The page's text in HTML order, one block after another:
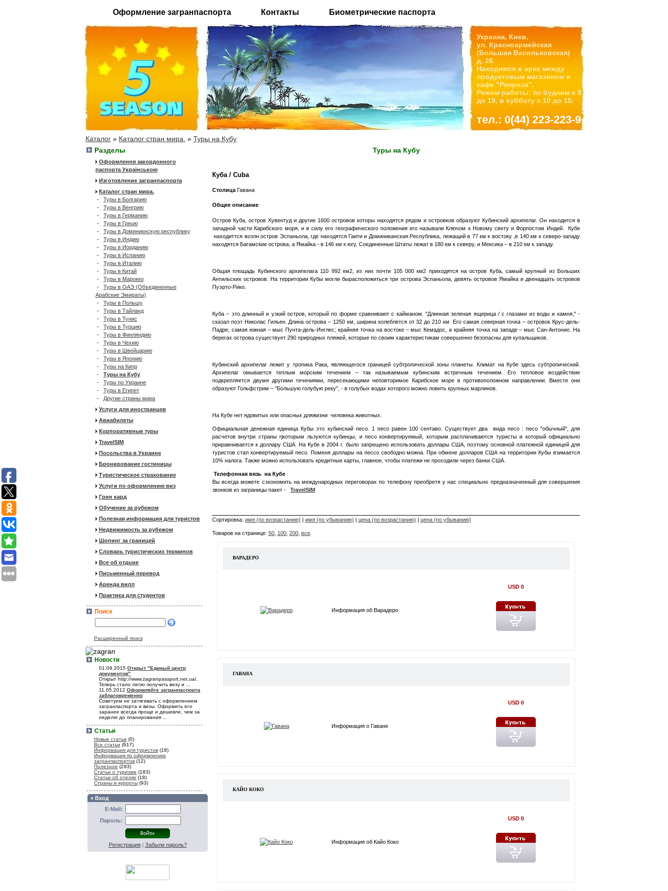
Оформление загранпаспорта Контакты Биометрические паспорта
Украина, Киев,
ул. Красноармейская
(Большая Васильковская)
д. 26.
Находимся в арке между
продуктовым магазином и
кафе "Реприза".
Режим работы: по будним с 9
до 19, в субботу с 10 до 15.
тел.: 0(44) 223-223-9
Каталог » Каталог стран мира. » Туры на Кубу
Разделы
Оформлення закордонного
паспорта Українською
Изготовление загранпаспорта
Каталог стран мира.
- Туры в Болгарию
- Туры в Венгрию
- Туры в Германию
- Туры в Грецю
- Туры в Доминикнскую республику
- Туры в Индию
- Туры в Иорданию
- Туры в Испанию
- Туры в Италию
- Туры в Китай
- Туры в Марокко
- Туры в ОАЭ (Объединенные
Арабские Эмираты)
- Туры в Польшу
- Туры в Тайланд
- Туры в Тунис
- Туры в Турцию
- Туры в Финляндию
- Туры в Чехию
- Туры в Швейцарию
- Туры в Японию
- Туры на Кипр
- Туры на Кубу
- Туры по Украине
- Туры в Египет
- Другие страны мира
Услуги для иностранцев
Авиабилеты
Корпоративные туры
TravelSIM
Посольства в Украине
Бронирование гостиницы
Туристическое страхование
Услуги по оформлению виз
Грин кард
Обучение за рубежом
Полезная информация для туристов
Недвижимость за рубежом
Шопинг за границей
Словарь туристических терминов
Все об отдыхе
Письменный перевод
Аренда вилл
Практика для студентов
Поиск
Расширенный поиск
Новости
01.09.2015 Открыт "Единый центр
документов"
Открыт http://www.zagranpassport.net.ua/,
Теперь стало легко получить визу и ...
11.05.2012 Оформляйте загранпаспорта
заблаговременно
Советуем не затягивать с оформлением
загранпаспорта и визы. Оформить его
заранее всегда проще и дешевле, чем за
неделю до планирования ...
Статьи
Новые статьи (0)
Все статьи (617)
Информация для туристов (18)
Информация по оформлению
загранпаспортов (12)
Полезное (293)
Статьи о туризме (183)
Статьи об отелях (18)
Страны и курорты (93)
» Вход
E-Mail:
Пароль:
Регистрация| Забыли пароль?
Туры на Кубу
Куба / Cuba
Столица Гавана
Общее описание
Остров Куба, остров Хувентуд и другие 1600 островов которы находятся рядом и островков образуют Кубинский архипелаг. Он находится в
западной части Карибского моря, и в силу его географического положения его называли Ключом к Новому свету и Форпостом Индий. Кубе
находиттся возлн остров Эспаньола, где находятся Гаити и Доминиканская Республика, лежащий в 77 км к востоку ,в 140 км к северо-западу
находятся Багамские острова, а Ямайка - в 146 км к югу, Соединенные Штаты лежат в 180 км к северу, и Мексика – в 210 км к западу.
Общая площадь Кубинского архипелага 110 992 км2, из них почти 105 000 км2 приходятся на остров Куба, самый крупный из Больших
Антильских островов. На территории Кубы могли бырасположиться три острова Эспаньола, девять островов Ямайка и двенадцать островов
Пуэрто-Рико.
Куба – это длинный и узкий остров, который по форме сравнивают с кайманом. "Длинная зеленая ящерица / с глазами из воды и камня," -
сказал поэт Николас Гильен. Длина острова – 1250 км, ширина колеблется от 32 до 210 км. Его самая северная точка – островок Крус-дель-
Падре, самая южная – мыс Пунта-дель-Инглес; крайняя точка на востоке – мыс Кемадос, а крайняя точка на западе – мыс Сан-Антонио. На
берегах острова существует 290 природных пляжей, которые по своим характеристикам совершенно безопасны для купальщиков.
Кубинский архипелаг лежит у тропика Рака, являющегося границей субтропической зоны планеты. Климат на Кубе здесь субтропический.
Архипелаг омывается теплым морским течением – так называемым кубинским встречным течением. Его тепловое воздействие
подкрепляется двумя другими течениями, пересекающими неповторимое Карибское море в противоположном направлении. Вместе они
образуют Гольфстрим – "Большую голубую реку", - в голубых водах которого можно ловить крупных марлинов.
На Кубе нет ядовитых или опасных дляжизни человека животных.
Официальная денежная единица Кубы это кубинский песо. 1 песо равен 100 сентаво. Существует два вида песо : песо "обычный", для
расчетов внутри страны rjкоторым льзуются кубинцы, и песо конвертируемый, которым расплачиваются туристы и который официально
приравнивается к доллару США. На Кубе в 2004 г. было запрещено использовать доллары США, поэтому основной платежной единицей для
туристов стал конвертируемый песо. Поменя доллары на пессо свободно можна. При обмене долларов США на территории Кубы взимается
10% налога. Также можно использовать кредитные карты, главное, чтобы платежи не проходили через банки США.
Телефонная вязь на Кубе
Вы всегда можете сэкономить на международных переговорах по телефону преобретя у нас специально предназначенный для совершения
звонков из заграницы пакет - TravelSIM
Сортировка: имя (по возрастанию) | имя (по убыванию) | цена (по возрастанию) | цена (по убыванию)
Товаров на странице: 50 100 200 все
ВАРАДЕРО
Информация об Варадеро
USD 0
ГАВАНА
Информация о Гаване
USD 0
КАЙО КОКО
Информация об Кайо Коко
USD 0